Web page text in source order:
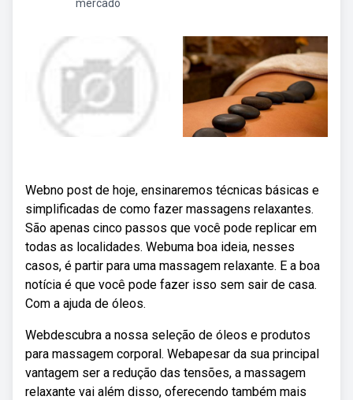
mercado
Webno post de hoje, ensinaremos técnicas básicas e
simplificadas de como fazer massagens relaxantes.
São apenas cinco passos que você pode replicar em
todas as localidades. Webuma boa ideia, nesses
casos, é partir para uma massagem relaxante. E a boa
notícia é que você pode fazer isso sem sair de casa.
Com a ajuda de óleos.
Webdescubra a nossa seleção de óleos e produtos
para massagem corporal. Webapesar da sua principal
vantagem ser a redução das tensões, a massagem
relaxante vai além disso, oferecendo também mais